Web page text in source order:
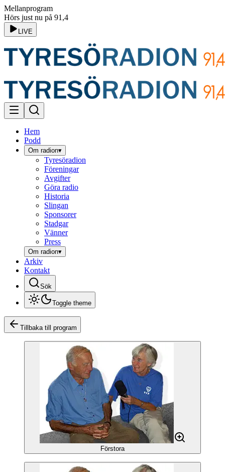
Mellanprogram
Hörs just nu på 91,4
LIVE
Hem
Podd
Om radion▾
Tyresöradion
Föreningar
Avgifter
Göra radio
Historia
Slingan
Sponsorer
Stadgar
Vänner
Press
Om radion▾
Arkiv
Kontakt
Sök
Toggle theme
Tillbaka till program
Förstora